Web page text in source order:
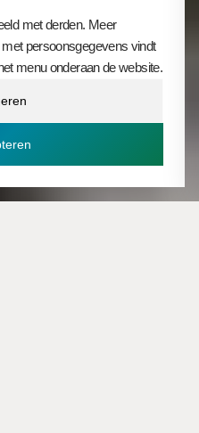
markt
met derden. Meer
persoonsgegevens vindt
menu onderaan de website.